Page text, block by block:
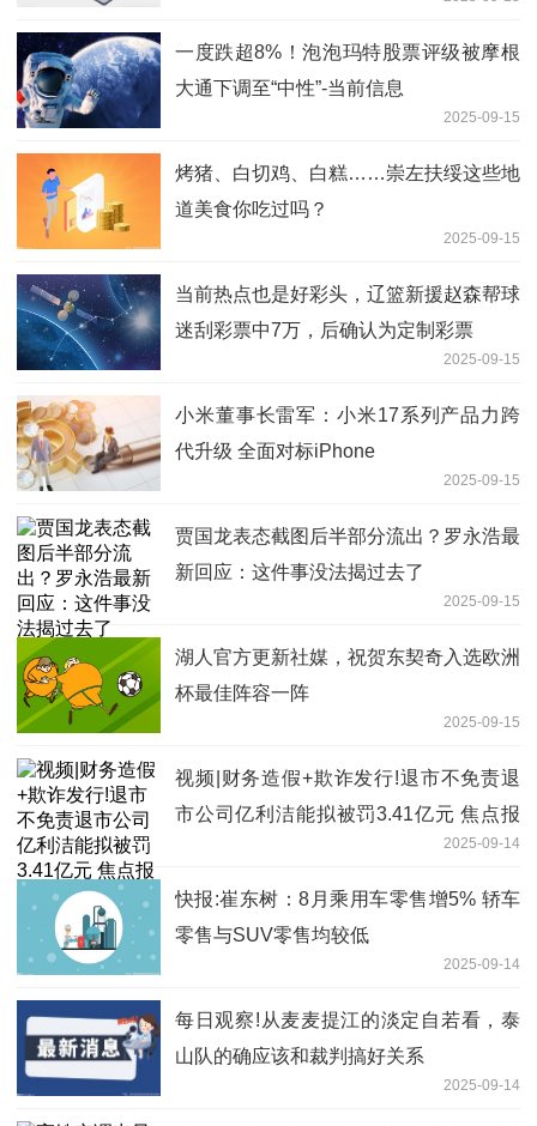
一度跌超8%！泡泡玛特股票评级被摩根
大通下调至“中性”-当前信息
2025-09-15
烤猪、白切鸡、白糕……崇左扶绥这些地
道美食你吃过吗？
2025-09-15
当前热点也是好彩头，辽篮新援赵森帮球
迷刮彩票中7万，后确认为定制彩票
2025-09-15
小米董事长雷军：小米17系列产品力跨
代升级 全面对标iPhone
2025-09-15
贾国龙表态截图后半部分流出？罗永浩最
新回应：这件事没法揭过去了
2025-09-15
湖人官方更新社媒，祝贺东契奇入选欧洲
杯最佳阵容一阵
2025-09-15
视频|财务造假+欺诈发行!退市不免责退
市公司亿利洁能拟被罚3.41亿元 焦点报
2025-09-14
快报:崔东树：8月乘用车零售增5% 轿车
零售与SUV零售均较低
2025-09-14
每日观察!从麦麦提江的淡定自若看，泰
山队的确应该和裁判搞好关系
2025-09-14